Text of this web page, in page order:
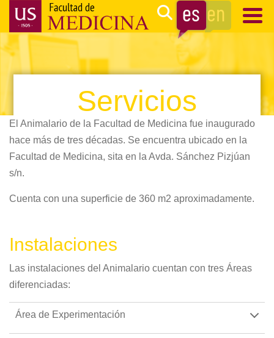
Pasar
contenido
principal
Search
Navegación
principal
Servicios
El Animalario de la Facultad de Medicina fue inaugurado
hace más de tres décadas. Se encuentra ubicado en la
Facultad de Medicina, sita en la Avda. Sánchez Pizjúan
s/n.
Cuenta con una superficie de 360 m2 aproximadamente.
Instalaciones
Las instalaciones del Animalario cuentan con tres Áreas
diferenciadas:
Área de Experimentación